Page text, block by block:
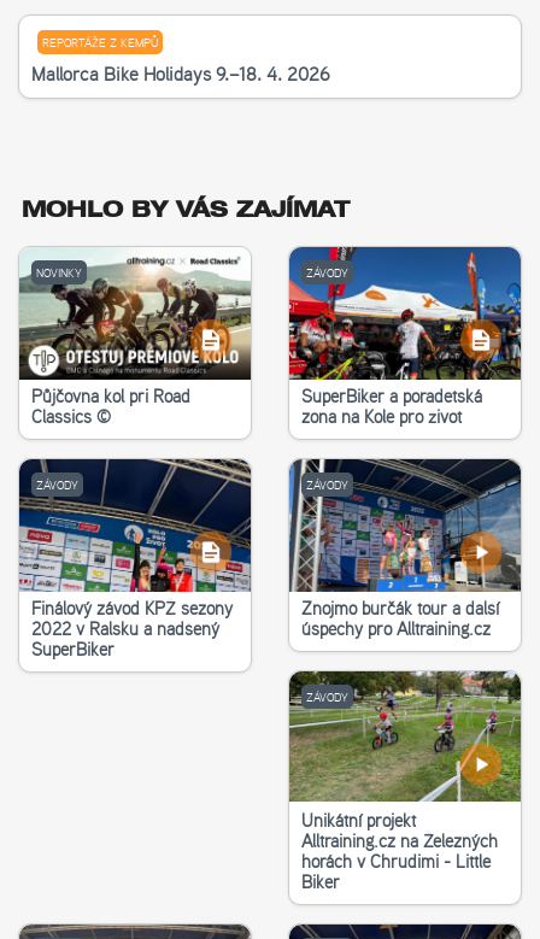
REPORTÁŽE Z KEMPŮ
Mallorca Bike Holidays 9.–18. 4. 2026
MOHLO BY VÁS ZAJÍMAT
NOVINKY
Půjčovna kol při Road
Classics ©
ZÁVODY
SuperBiker a poradetská
zona na Kole pro život
ZÁVODY
Finálový závod KPŽ sezony
2022 v Ralsku a nadšený
SuperBiker
ZÁVODY
Znojmo burčák tour a další
úspěchy pro Alltraining.cz
ZÁVODY
Unikátní projekt
Alltraining.cz na Železných
horách v Chrudimi - Little
Biker